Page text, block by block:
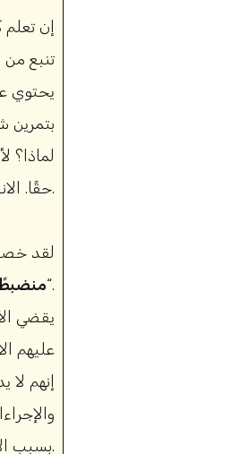
إن
تنبع
يحتوي
بتمرين
لماذا؟
حقًا. الانضباط الذاتي هو الجسر بين الأهداف المحددة والأهداف التي تم تحقيقها.
لقد
“.
يقضي
عليهم
إنهم
بسبب الإغراءات ويميلون إلى الشعور بمزيد من الرضا عن حياتهم.